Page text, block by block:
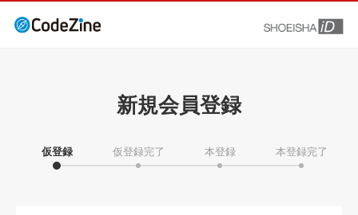
新規会員登録
仮登録 仮登録完了 本登録 本登録完了